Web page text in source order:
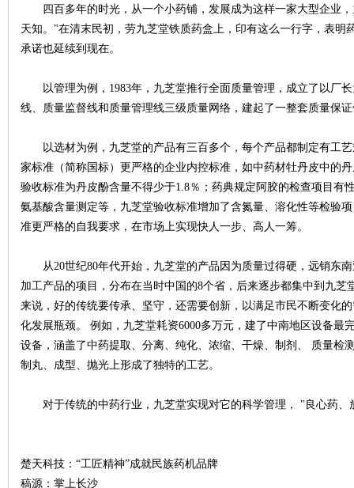
四百多年的时光，从一个小药铺，发展成为这样一家大型企业，
天知。"在清末民初，劳九芝堂铁质药盒上，印有这么一行字，表明
承诺也延续到现在。
以管理为例，1983年，九芝堂推行全面质量管理，成立了以厂长
线、质量监督线和质量管理线三级质量网络，建起了一整套质量保
以选材为例，九芝堂的产品有三百多个，每个产品都制定有工艺
家标准（简称国标）更严格的企业内控标准，如中药材牡丹皮中的
验收标准为丹皮酚含量不得少于1.8％；药典规定阿胶的检查项目有
氨基酸含量测定等，九芝堂验收标准增加了含氮量、溶化性等检
准更严格的自我要求，在市场上实现快人一步、高人一筹。
从20世纪80年代开始，九芝堂的产品因为质量过得硬，远销东南
加工产品的项目，分布在当时中国的8个省，后来逐步都集中到九
来说，好的传统要传承、坚守，还需要创新，以满足市民不断变化
化发展瓶颈。 例如，九芝堂耗资6000多万元，建了中南地区设备最
设备，涵盖了中药提取、分离、纯化、浓缩、干燥、制剂、 质量检
制丸、成型、抛光上形成了独特的工艺。
对于传统的中药行业，九芝堂实现对它的科学管理， "良心药、
楚天科技：“工匠精神”成就民族药机品牌
稿源：掌上长沙